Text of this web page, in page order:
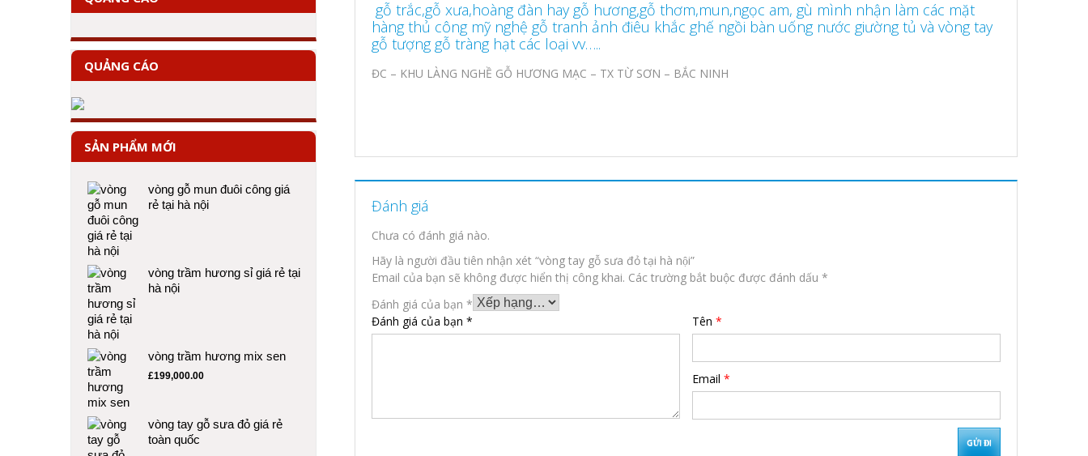
gỗ trắc,gỗ xưa,hoàng đàn hay gỗ hương,gỗ thơm,mun,ngọc am, gù mình nhận làm các mặt
hàng thủ công mỹ nghệ gỗ tranh ảnh điêu khắc ghế ngồi bàn uống nước giường tủ và vòng tay
gỗ tượng gỗ tràng hạt các loại vv…..
ĐC – KHU LÀNG NGHỀ GỖ HƯƠNG MẠC – TX TỪ SƠN – BẮC NINH
Đánh giá
Chưa có đánh giá nào.
Hãy là người đầu tiên nhận xét “vòng tay gỗ sưa đỏ tại hà nội”
Email của bạn sẽ không được hiển thị công khai. Các trường bắt buộc được đánh dấu *
Đánh giá của bạn *
Đánh giá của bạn * Tên*
Email*
QUẢNG CÁO
SẢN PHẨM MỚI
vòng gỗ mun đuôi công giá
rẻ tại hà nội
vòng trầm hương sỉ giá rẻ tại
hà nội
vòng trầm hương mix sen
£199,000.00
vòng tay gỗ sưa đỏ giá rẻ
toàn quốc